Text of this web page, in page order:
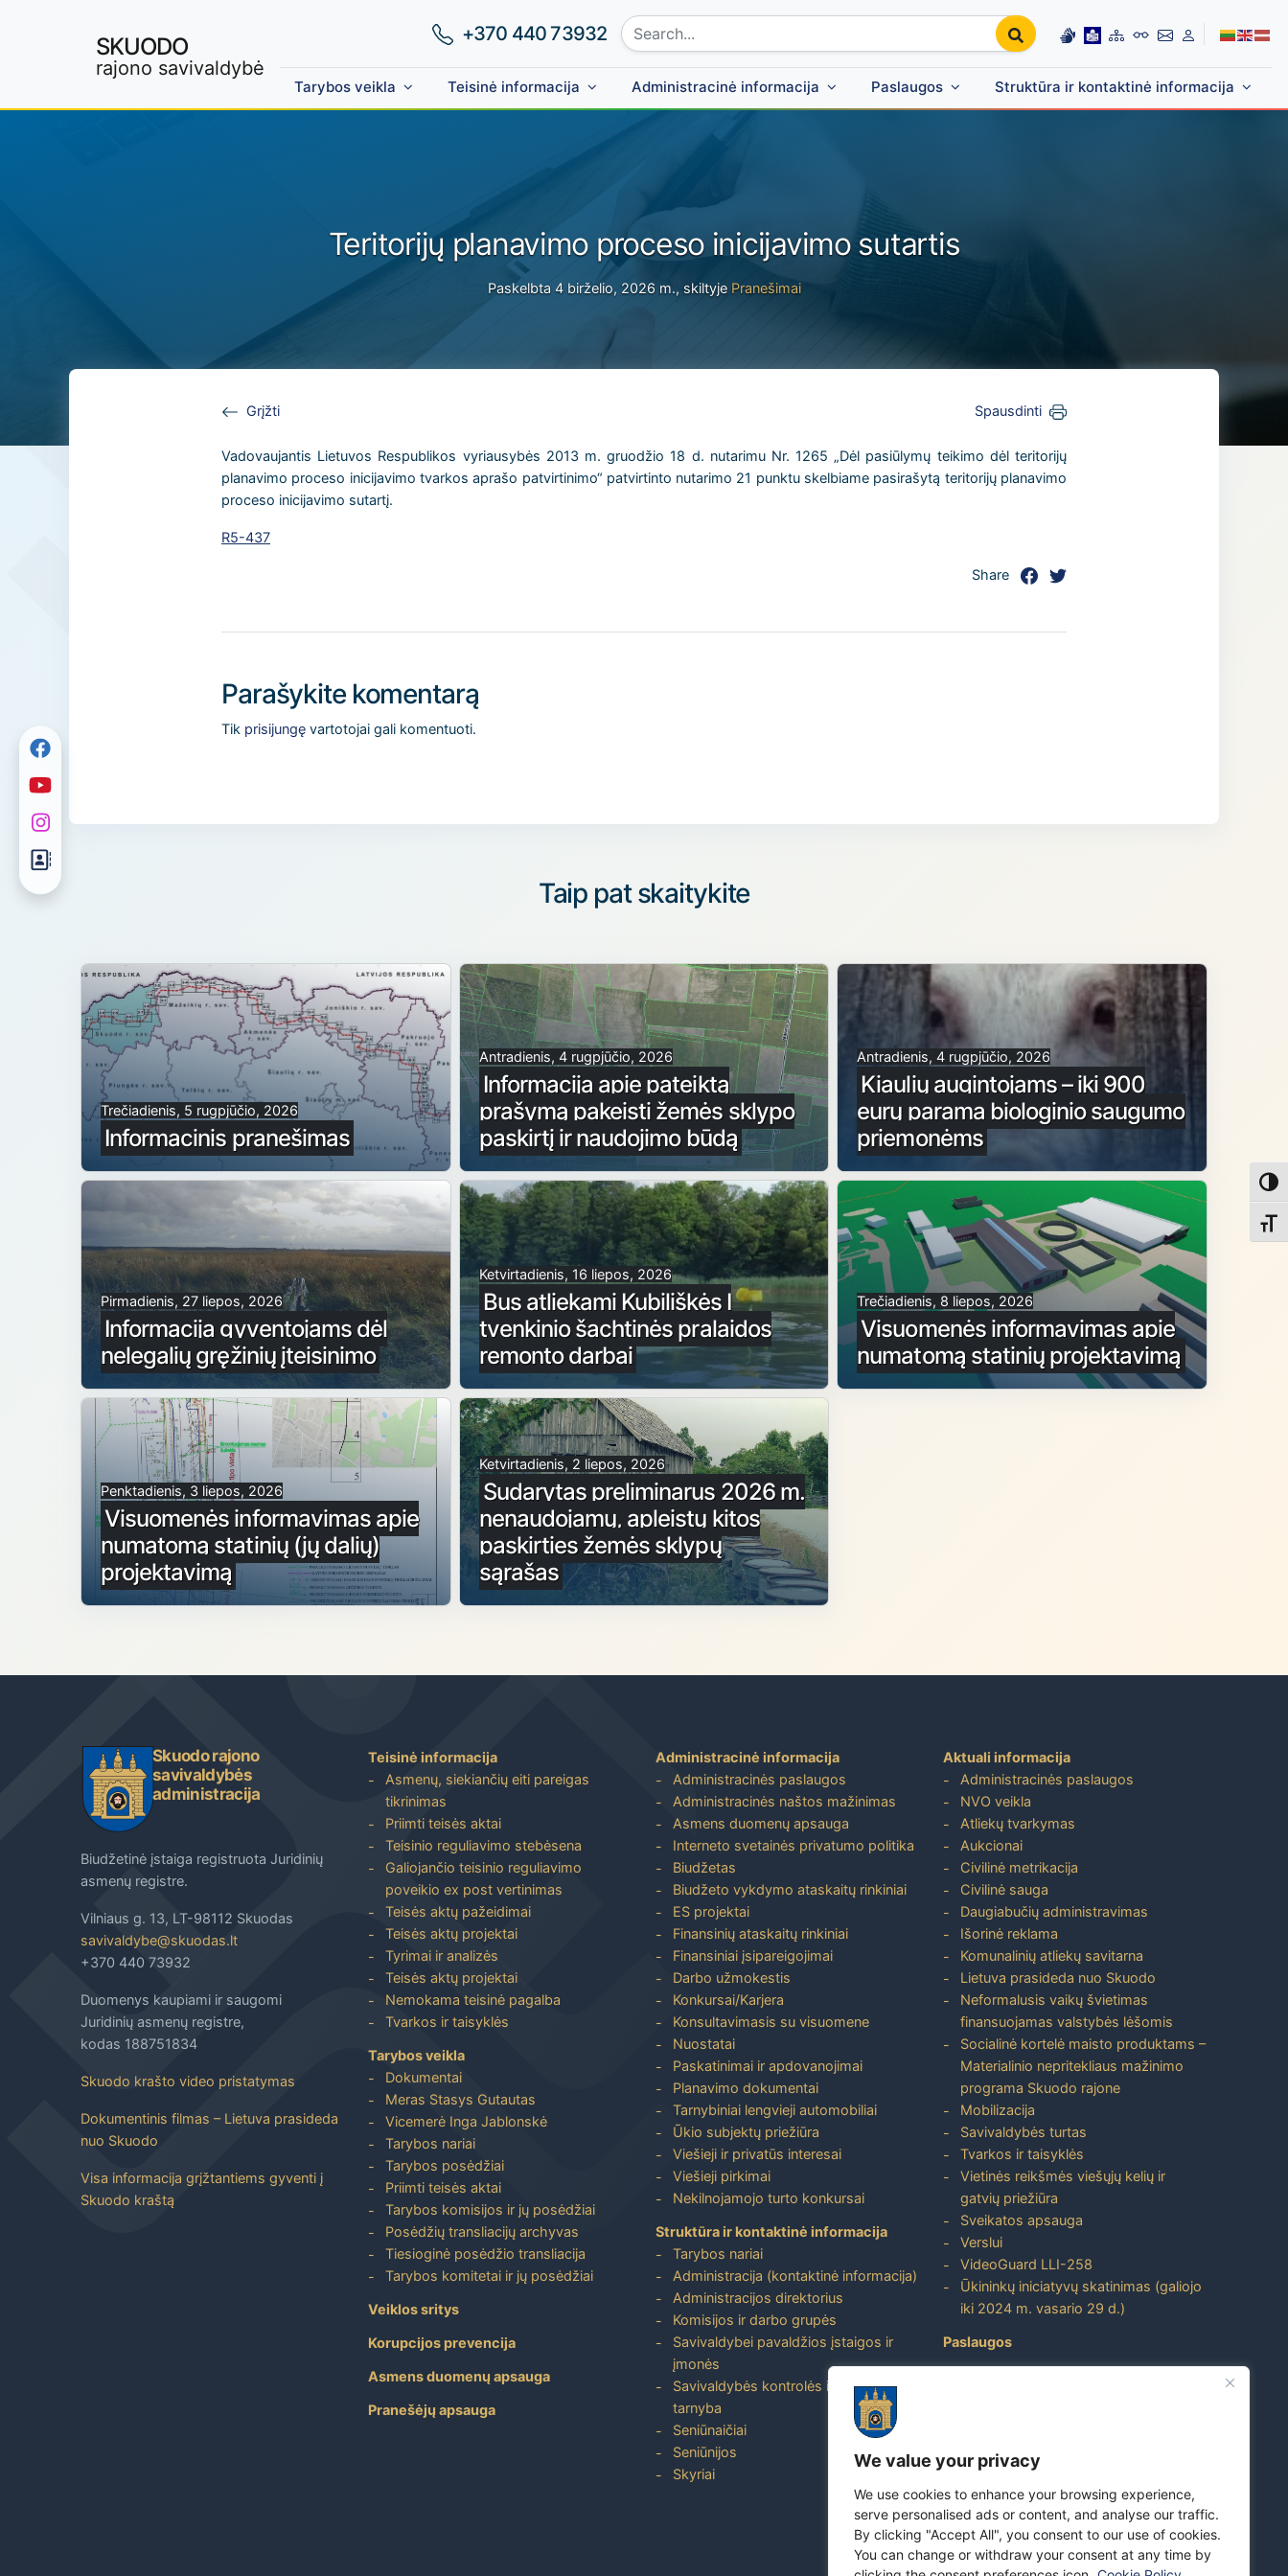
We value your privacy
We use cookies to enhance your browsing experience,
serve personalised ads or content, and analyse our traffic.
By clicking "Accept All", you consent to our use of cookies.
You can change or withdraw your consent at any time by
SKUODO
rajono savivaldybė
Phone number:
+370 440 73932 Search site:
Tarybos veikla Teisinė informacija Administracinė informacija Paslaugos Struktūra ir kontaktinė informacija
Teritorijų planavimo proceso inicijavimo sutartis
Paskelbta 4 birželio, 2026 m., skiltyje Pranešimai
Grįžti Spausdinti
Vadovaujantis Lietuvos Respublikos vyriausybės 2013 m. gruodžio 18 d. nutarimu Nr. 1265 „Dėl pasiūlymų teikimo dėl teritorijų
planavimo proceso inicijavimo tvarkos aprašo patvirtinimo“ patvirtinto nutarimo 21 punktu skelbiame pasirašytą teritorijų planavimo
proceso inicijavimo sutartį.
R5-437
Share
Parašykite komentarą
Tik prisijungę vartotojai gali komentuoti.
Taip pat skaitykite
Trečiadienis, 5 rugpjūčio, 2026
Informacinis pranešimas
Antradienis, 4 rugpjūčio, 2026
Informacija apie pateiktą
prašymą pakeisti žemės sklypo
paskirtį ir naudojimo būdą
Antradienis, 4 rugpjūčio, 2026
Kiaulių augintojams – iki 900
eurų parama biologinio saugumo
priemonėms
Pirmadienis, 27 liepos, 2026
Informacija gyventojams dėl
nelegalių gręžinių įteisinimo
Ketvirtadienis, 16 liepos, 2026
Bus atliekami Kubiliškės I
tvenkinio šachtinės pralaidos
remonto darbai
Trečiadienis, 8 liepos, 2026
Visuomenės informavimas apie
numatomą statinių projektavimą
Penktadienis, 3 liepos, 2026
Visuomenės informavimas apie
numatomą statinių (jų dalių)
projektavimą
Ketvirtadienis, 2 liepos, 2026
Sudarytas preliminarus 2026 m.
nenaudojamų, apleistų kitos
paskirties žemės sklypų
sąrašas
Skuodo rajono
savivaldybės
administracija
Biudžetinė įstaiga registruota Juridinių
asmenų registre.
Vilniaus g. 13, LT-98112 Skuodas
savivaldybe@skuodas.lt
+370 440 73932
Duomenys kaupiami ir saugomi
Juridinių asmenų registre,
kodas 188751834
Skuodo krašto video pristatymas
Dokumentinis filmas – Lietuva prasideda
nuo Skuodo
Visa informacija grįžtantiems gyventi į
Skuodo kraštą
Teisinė informacija
Asmenų, siekiančių eiti pareigas
tikrinimas
Priimti teisės aktai
Teisinio reguliavimo stebėsena
Galiojančio teisinio reguliavimo
poveikio ex post vertinimas
Teisės aktų pažeidimai
Teisės aktų projektai
Tyrimai ir analizės
Teisės aktų projektai
Nemokama teisinė pagalba
Tvarkos ir taisyklės
Tarybos veikla
Dokumentai
Meras Stasys Gutautas
Vicemerė Inga Jablonskė
Tarybos nariai
Tarybos posėdžiai
Priimti teisės aktai
Tarybos komisijos ir jų posėdžiai
Posėdžių transliacijų archyvas
Tiesioginė posėdžio transliacija
Tarybos komitetai ir jų posėdžiai
Veiklos sritys
Korupcijos prevencija
Asmens duomenų apsauga
Pranešėjų apsauga
Administracinė informacija
Administracinės paslaugos
Administracinės naštos mažinimas
Asmens duomenų apsauga
Interneto svetainės privatumo politika
Biudžetas
Biudžeto vykdymo ataskaitų rinkiniai
ES projektai
Finansinių ataskaitų rinkiniai
Finansiniai įsipareigojimai
Darbo užmokestis
Konkursai/Karjera
Konsultavimasis su visuomene
Nuostatai
Paskatinimai ir apdovanojimai
Planavimo dokumentai
Tarnybiniai lengvieji automobiliai
Ūkio subjektų priežiūra
Viešieji ir privatūs interesai
Viešieji pirkimai
Nekilnojamojo turto konkursai
Struktūra ir kontaktinė informacija
Tarybos nariai
Administracija (kontaktinė informacija)
Administracijos direktorius
Komisijos ir darbo grupės
Savivaldybei pavaldžios įstaigos ir
įmonės
Savivaldybės kontrolės ir audito
tarnyba
Seniūnaičiai
Seniūnijos
Skyriai
Aktuali informacija
Administracinės paslaugos
NVO veikla
Atliekų tvarkymas
Aukcionai
Civilinė metrikacija
Civilinė sauga
Daugiabučių administravimas
Išorinė reklama
Komunalinių atliekų savitarna
Lietuva prasideda nuo Skuodo
Neformalusis vaikų švietimas
finansuojamas valstybės lėšomis
Socialinė kortelė maisto produktams –
Materialinio nepritekliaus mažinimo
programa Skuodo rajone
Mobilizacija
Savivaldybės turtas
Tvarkos ir taisyklės
Vietinės reikšmės viešųjų kelių ir
gatvių priežiūra
Sveikatos apsauga
Verslui
VideoGuard LLI-258
Ūkininkų iniciatyvų skatinimas (galiojo
iki 2024 m. vasario 29 d.)
Paslaugos
Apie savivaldybę
Skuodo rajono turizmo ir verslo
prekės ženklas
Susipažinkite su Skuodo rajono
savivaldybe